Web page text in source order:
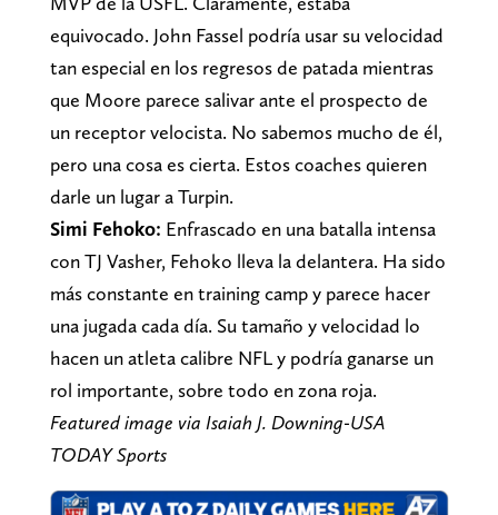
equivocado. John Fassel podría usar su velocidad
tan especial en los regresos de patada mientras
que Moore parece salivar ante el prospecto de
un receptor velocista. No sabemos mucho de él,
pero una cosa es cierta. Estos coaches quieren
darle un lugar a Turpin.
Simi Fehoko: Enfrascado en una batalla intensa
con TJ Vasher, Fehoko lleva la delantera. Ha sido
más constante en training camp y parece hacer
una jugada cada día. Su tamaño y velocidad lo
hacen un atleta calibre NFL y podría ganarse un
rol importante, sobre todo en zona roja.
Featured image via Isaiah J. Downing-USA
TODAY Sports